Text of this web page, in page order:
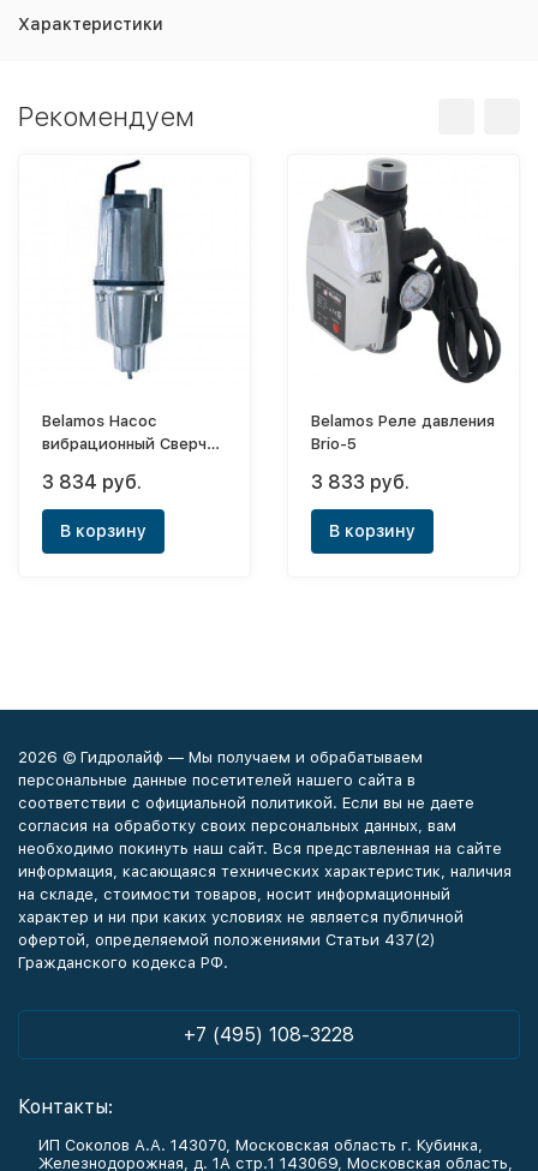
Характеристики
Рекомендуем
Belamos Насос
вибрационный Сверчок
забор воды)
3 834 руб.
В корзину
Belamos Реле давления
Brio-5
3 833 руб.
В корзину
2026 © Гидролайф — Мы получаем и обрабатываем
персональные данные посетителей нашего сайта в
соответствии с официальной политикой. Если вы не даете
согласия на обработку своих персональных данных, вам
необходимо покинуть наш сайт. Вся представленная на сайте
информация, касающаяся технических характеристик, наличия
на складе, стоимости товаров, носит информационный
характер и ни при каких условиях не является публичной
офертой, определяемой положениями Статьи 437(2)
Гражданского кодекса РФ.
+7 (495) 108-3228
Контакты:
ИП Соколов А.А. 143070, Московская область г. Кубинка,
Железнодорожная, д. 1А стр.1 143069, Московская область,